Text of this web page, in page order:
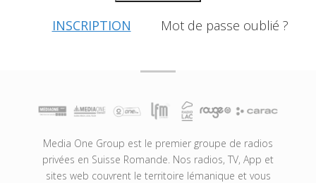
INSCRIPTION Mot de passe oublié ?
Media One Group est le premier groupe de radios
privées en Suisse Romande. Nos radios, TV, App et
sites web couvrent le territoire lémanique et vous